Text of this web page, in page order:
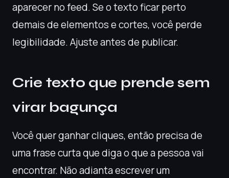
aparecer no feed. Se o texto ficar perto
demais de elementos e cortes, você perde
legibilidade. Ajuste antes de publicar.
Crie texto que prende sem
virar bagunça
Você quer ganhar cliques, então precisa de
uma frase curta que diga o que a pessoa vai
encontrar. Não adianta escrever um